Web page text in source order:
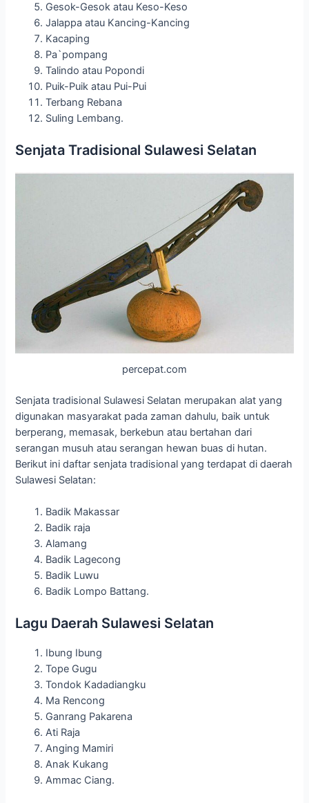
Gesok-Gesok atau Keso-Keso
Jalappa atau Kancing-Kancing
Kacaping
Pa`pompang
Talindo atau Popondi
Puik-Puik atau Pui-Pui
Terbang Rebana
Suling Lembang.
Senjata Tradisional Sulawesi Selatan
percepat.com
Senjata tradisional Sulawesi Selatan merupakan alat yang
digunakan masyarakat pada zaman dahulu, baik untuk
berperang, memasak, berkebun atau bertahan dari
serangan musuh atau serangan hewan buas di hutan.
Berikut ini daftar senjata tradisional yang terdapat di daerah
Sulawesi Selatan:
Badik Makassar
Badik raja
Alamang
Badik Lagecong
Badik Luwu
Badik Lompo Battang.
Lagu Daerah Sulawesi Selatan
Ibung Ibung
Tope Gugu
Tondok Kadadiangku
Ma Rencong
Ganrang Pakarena
Ati Raja
Anging Mamiri
Anak Kukang
Ammac Ciang.